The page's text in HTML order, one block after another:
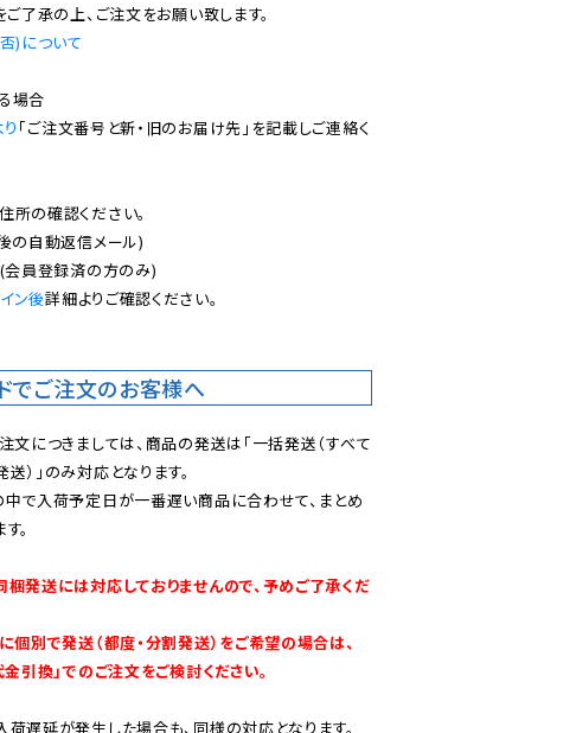
)について
「ご注文番号と新・旧のお届け先」を記載しご連絡く
の確認ください。
の自動返信メール)
会員登録済の方のみ)
ン後詳細よりご確認ください。
でご注文のお客様へ
文につきましては、商品の発送は「一括発送（すべて
）」のみ対応となります。
中で入荷予定日が一番遅い商品に合わせて、まとめ
。
発送には対応しておりませんので、予めご了承くだ
個別で発送（都度・分割発送）をご希望の場合は、
金引換」でのご注文をご検討ください。
遅延が発生した場合も、同様の対応となります。